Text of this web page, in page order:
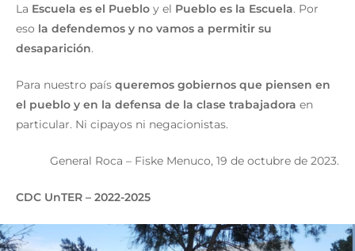
La Escuela es el Pueblo y el Pueblo es la Escuela. Por
eso la defendemos y no vamos a permitir su
desaparición.
Para nuestro país queremos gobiernos que piensen en
el pueblo y en la defensa de la clase trabajadora en
particular. Ni cipayos ni negacionistas.
General Roca – Fiske Menuco, 19 de octubre de 2023.
CDC UnTER – 2022-2025